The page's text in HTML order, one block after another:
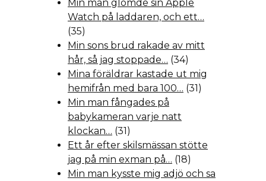
Min man glömde sin Apple
Watch på laddaren, och ett…
(35)
Min sons brud rakade av mitt
hår, så jag stoppade… (34)
Mina föräldrar kastade ut mig
hemifrån med bara 100… (31)
Min man fångades på
babykameran varje natt
klockan… (31)
Ett år efter skilsmässan stötte
jag på min exman på… (18)
Min man kysste mig adjö och sa